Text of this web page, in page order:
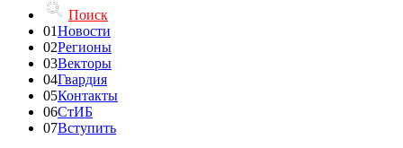
Поиск
01Новости
02Регионы
03Векторы
04Гвардия
05Контакты
06СтИБ
07Вступить